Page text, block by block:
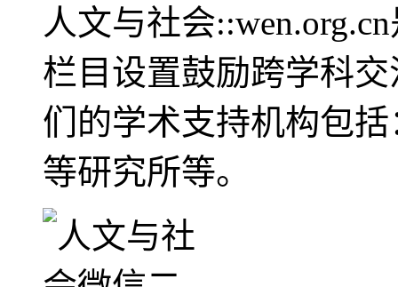
人文与社会
栏目设置鼓励跨学科
们的学术支持机构包
等研究所等。